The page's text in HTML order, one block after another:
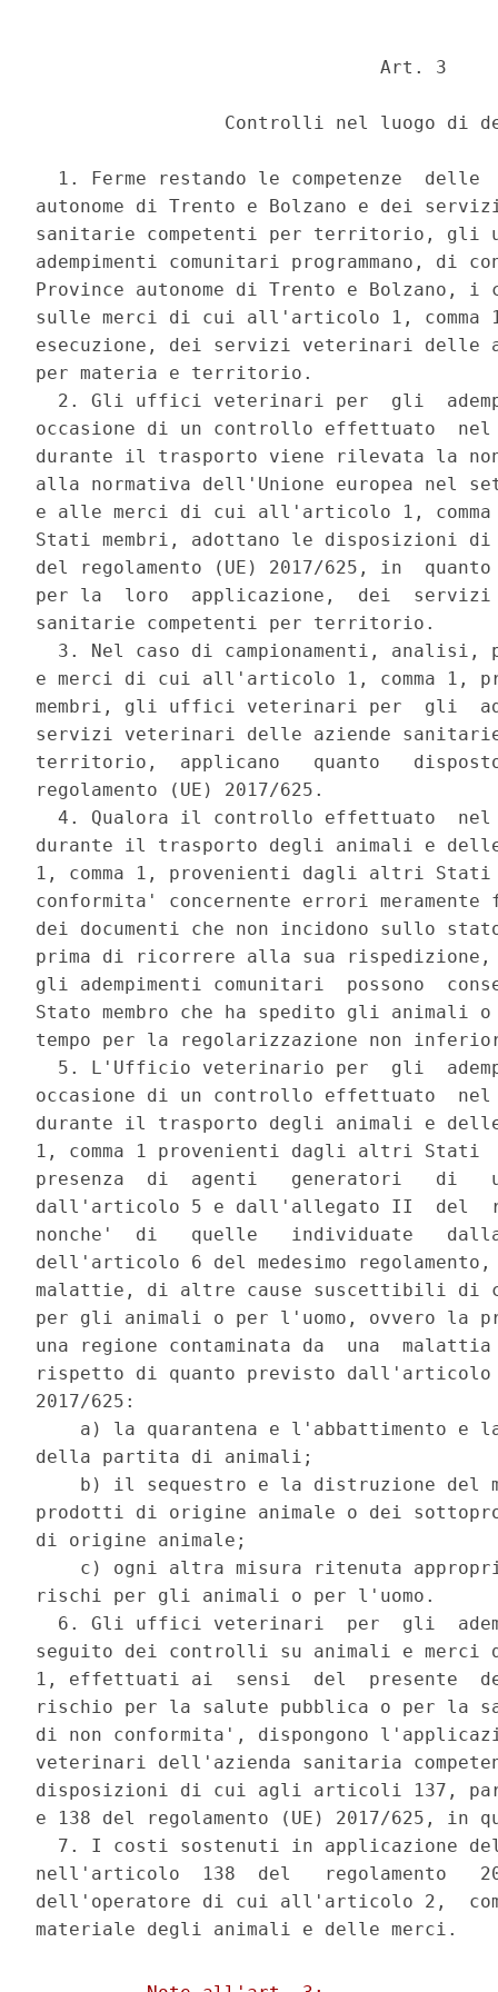
                               Art. 3
Controlli nel luogo di
1. Ferme restando le competenze  delle
autonome di Trento e Bolzano e dei
sanitarie competenti per territorio,
adempimenti comunitari programmano,
Province autonome di Trento e
sulle merci di cui all'articolo 1, comma
esecuzione, dei servizi veterinari delle
per materia e territorio.
2. Gli uffici veterinari per  gli
occasione di un controllo effettuato
durante il trasporto viene rilevata la
alla normativa dell'Unione europea nel
e alle merci di cui all'articolo 1,
Stati membri, adottano le disposizioni
del regolamento (UE) 2017/625, in
per la  loro  applicazione,  dei
sanitarie competenti per territorio.
3. Nel caso di campionamenti, analisi,
e merci di cui all'articolo 1, comma 1,
membri, gli uffici veterinari per  gli
servizi veterinari delle aziende
territorio,  applicano   quanto
regolamento (UE) 2017/625.
4. Qualora il controllo effettuato
durante il trasporto degli animali e
1, comma 1, provenienti dagli altri Stati
conformita' concernente errori
dei documenti che non incidono sullo
prima di ricorrere alla sua
gli adempimenti comunitari  possono
Stato membro che ha spedito gli
tempo per la regolarizzazione non
5. L'Ufficio veterinario per  gli
occasione di un controllo effettuato
durante il trasporto degli animali e
1, comma 1 provenienti dagli altri Stati
presenza  di  agenti   generatori   di
dall'articolo 5 e dall'allegato II  del
nonche'  di   quelle   individuate
dell'articolo 6 del medesimo
malattie, di altre cause suscettibili di
per gli animali o per l'uomo, ovvero la
una regione contaminata da  una
rispetto di quanto previsto dall'articolo
2017/625:
a) la quarantena e l'abbattimento e
della partita di animali;
b) il sequestro e la distruzione del
prodotti di origine animale o dei
di origine animale;
c) ogni altra misura ritenuta
rischi per gli animali o per l'uomo.
6. Gli uffici veterinari  per  gli
seguito dei controlli su animali e merci
1, effettuati ai  sensi  del  presente
rischio per la salute pubblica o per la
di non conformita', dispongono
veterinari dell'azienda sanitaria
disposizioni di cui agli articoli 137,
e 138 del regolamento (UE) 2017/625,
7. I costi sostenuti in applicazione
nell'articolo  138  del   regolamento
dell'operatore di cui all'articolo 2,